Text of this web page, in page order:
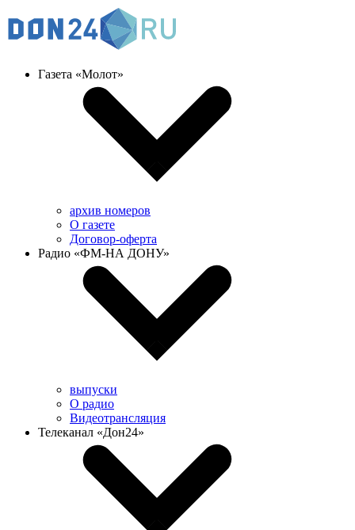
Газета «Молот»
архив номеров
О газете
Договор-оферта
Радио «ФМ-НА ДОНУ»
выпуски
О радио
Видеотрансляция
Телеканал «Дон24»